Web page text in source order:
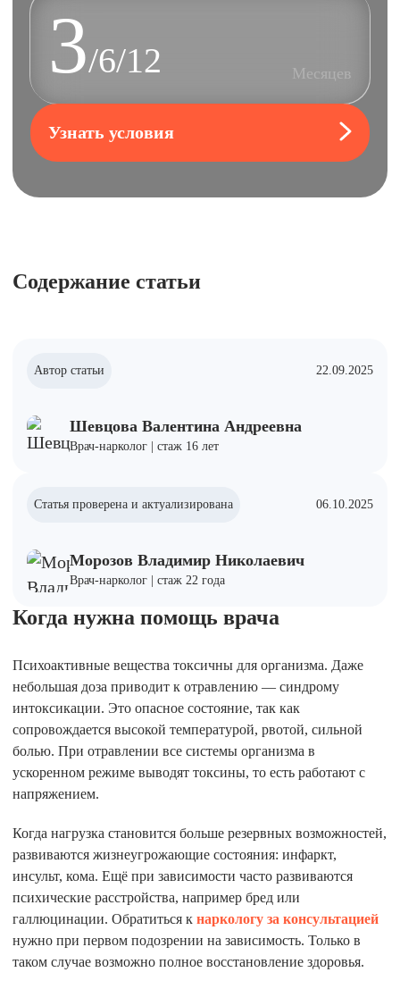
3/6/12 Месяцев
Узнать условия
Когда нужна помощь врача
Психоактивные вещества токсичны для организма. Даже
небольшая доза приводит к отравлению — синдрому
интоксикации. Это опасное состояние, так как
сопровождается высокой температурой, рвотой, сильной
болью. При отравлении все системы организма в
ускоренном режиме выводят токсины, то есть работают с
напряжением.
Когда нагрузка становится больше резервных возможностей,
развиваются жизнеугрожающие состояния: инфаркт,
инсульт, кома. Ещё при зависимости часто развиваются
психические расстройства, например бред или
галлюцинации. Обратиться к наркологу за консультацией
нужно при первом подозрении на зависимость. Только в
таком случае возможно полное восстановление здоровья.
Содержание статьи
Автор статьи 22.09.2025
Шевцова Валентина Андреевна
Врач-нарколог | стаж 16 лет
Статья проверена и актуализирована 06.10.2025
Морозов Владимир Николаевич
Врач-нарколог | стаж 22 года